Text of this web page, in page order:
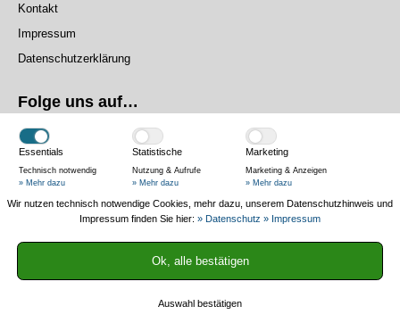
Kontakt
Impressum
Datenschutzerklärung
Folge uns auf…
Das Magazin
Authentisch und praxisnah – Wir testen Produkte in der Praxis, helfen
mit Ratgebern und informieren mit News.
2013-2025 © Fahrradmagazin.net
Essentials
Technisch notwendig
» Mehr dazu
Statistische
Nutzung & Aufrufe
» Mehr dazu
Marketing
Marketing & Anzeigen
» Mehr dazu
Wir nutzen technisch notwendige Cookies, mehr dazu, unserem Datenschutzhinweis und
Impressum finden Sie hier: » Datenschutz » Impressum
Auswahl bestätigen
Ok, alle bestätigen